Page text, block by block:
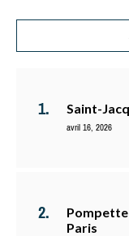
Saint-
avril 16, 2026
Pompette
Paris